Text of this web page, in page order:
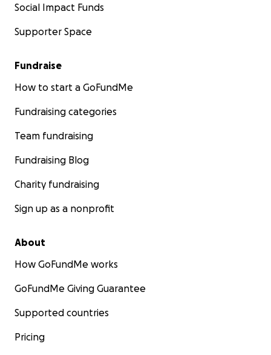
Social Impact Funds
Supporter Space
Fundraise
How to start a GoFundMe
Fundraising categories
Team fundraising
Fundraising Blog
Charity fundraising
Sign up as a nonprofit
About
How GoFundMe works
GoFundMe Giving Guarantee
Supported countries
Pricing